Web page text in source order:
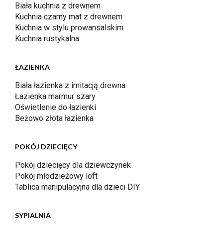
Biała kuchnia z drewnem
Kuchnia czarny mat z drewnem
Kuchnia w stylu prowansalskim
Kuchnia rustykalna
ŁAZIENKA
Biała łazienka z imitacją drewna
Łazienka marmur szary
Oświetlenie do łazienki
Beżowo złota łazienka
POKÓJ DZIECIĘCY
Pokój dziecięcy dla dziewczynek
Pokój młodzieżowy loft
Tablica manipulacyjna dla dzieci DIY
SYPIALNIA